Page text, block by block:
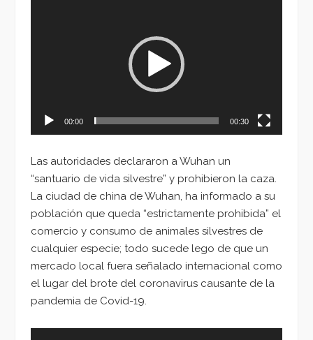
00:00 00:30
Las autoridades declararon a Wuhan un
“santuario de vida silvestre” y prohibieron la caza.
La ciudad de china de Wuhan, ha informado a su
población que queda “estrictamente prohibida” el
comercio y consumo de animales silvestres de
cualquier especie; todo sucede lego de que un
mercado local fuera señalado internacional como
el lugar del brote del coronavirus causante de la
pandemia de Covid-19.